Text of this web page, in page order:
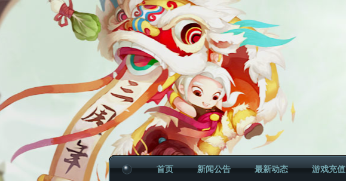
首页 新闻公告 最新动态 游戏充值